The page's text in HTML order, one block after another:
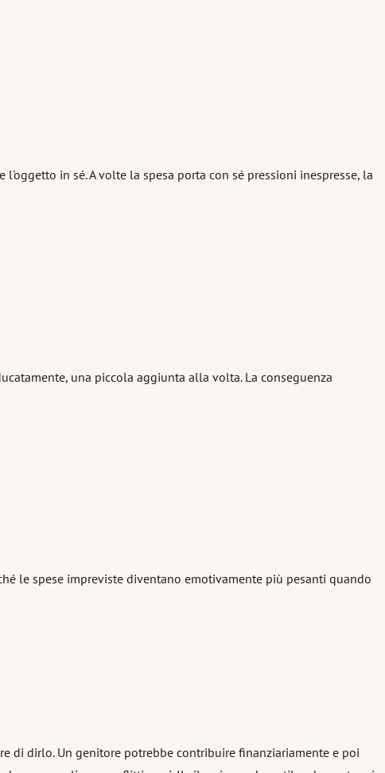
in sé. A volte la spesa porta con sé pressioni inespresse, la
una piccola aggiunta alla volta. La conseguenza
le spese impreviste diventano emotivamente più pesanti quando
di dirlo. Un genitore potrebbe contribuire finanziariamente e poi